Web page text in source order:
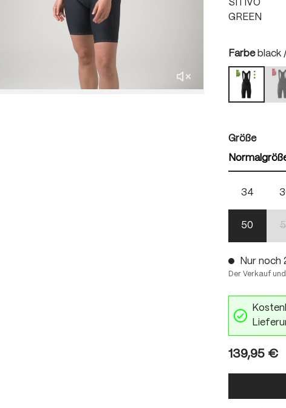
SITIVO
GREEN
Farbe black
black /
Größe
34
50
Nur noch
Der Verkauf
139,95 €